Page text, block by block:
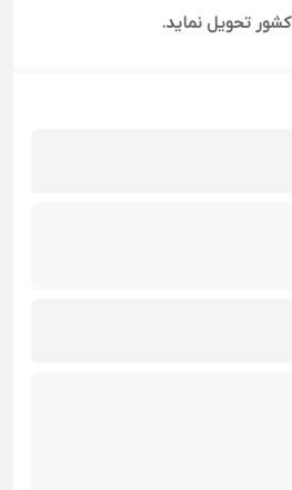
تحویل نماید.